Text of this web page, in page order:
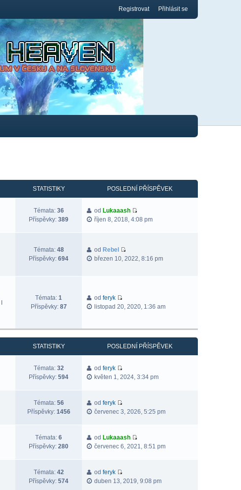
Registrovat Přihlásit se
STATISTIKY POSLEDNÍ PŘÍSPĚVEK
Témata: 36
Příspěvky: 389
od Lukaaash
říjen 8, 2018, 4:08 pm
Témata: 48
Příspěvky: 694
od Rebel
březen 10, 2022, 8:16 pm
Témata: 1
Příspěvky: 87
odferyk
listopad 20, 2020, 1:36 am
STATISTIKY POSLEDNÍ PŘÍSPĚVEK
Témata: 32
Příspěvky: 594
odferyk
květen 1, 2024, 3:34 pm
Témata: 56
Příspěvky: 1456
odferyk
červenec 3, 2026, 5:25 pm
Témata: 6
Příspěvky: 280
od Lukaaash
červenec 6, 2021, 8:51 pm
Témata: 42
Příspěvky: 574
odferyk
duben 13, 2019, 9:08 pm